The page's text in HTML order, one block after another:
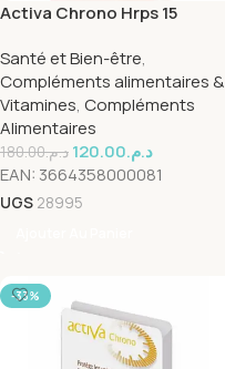
Activa Chrono Hrps 15
Santé et Bien-être,
Compléments alimentaires &
Vitamines, Compléments
Alimentaires
د.م.180.00 د.م.120.00
EAN: 3664358000081
UGS 28995
-33%